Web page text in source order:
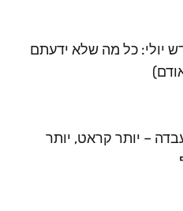
יולי: כל מה שלא ידעתם
– יותר קראט, יותר